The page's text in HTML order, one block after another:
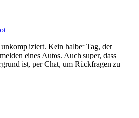
Kein halber Tag, der
eines Autos. Auch super, dass
ist, per Chat, um Rückfragen zu